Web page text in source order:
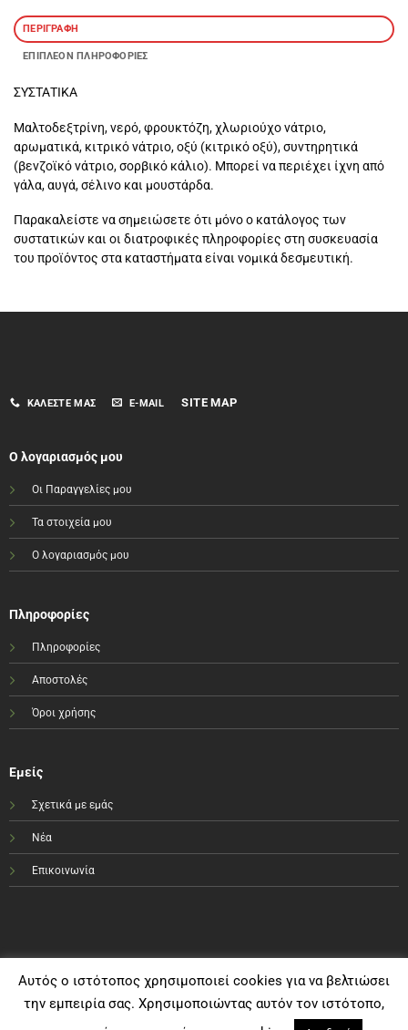
ΠΕΡΙΓΡΑΦΉ
ΕΠΙΠΛΈΟΝ ΠΛΗΡΟΦΟΡΊΕΣ
ΣΥΣΤΑΤΙΚΑ
Μαλτοδεξτρίνη, νερό, φρουκτόζη, χλωριούχο νάτριο,
αρωματικά, κιτρικό νάτριο, οξύ (κιτρικό οξύ), συντηρητικά
(βενζοϊκό νάτριο, σορβικό κάλιο). Μπορεί να περιέχει ίχνη από
γάλα, αυγά, σέλινο και μουστάρδα.
Παρακαλείστε να σημειώσετε ότι μόνο ο κατάλογος των
συστατικών και οι διατροφικές πληροφορίες στη συσκευασία
του προϊόντος στα καταστήματα είναι νομικά δεσμευτική.
ΚΑΛΈΣΤΕ ΜΑΣ E-MAIL SITE MAP
Ο λογαριασμός μου
Οι Παραγγελίες μου
Τα στοιχεία μου
Ο λογαριασμός μου
Πληροφορίες
Πληροφορίες
Αποστολές
Όροι χρήσης
Εμείς
Σχετικά με εμάς
Νέα
Επικοινωνία
Αυτός ο ιστότοπος χρησιμοποιεί cookies για να βελτιώσει
την εμπειρία σας. Χρησιμοποιώντας αυτόν τον ιστότοπο,